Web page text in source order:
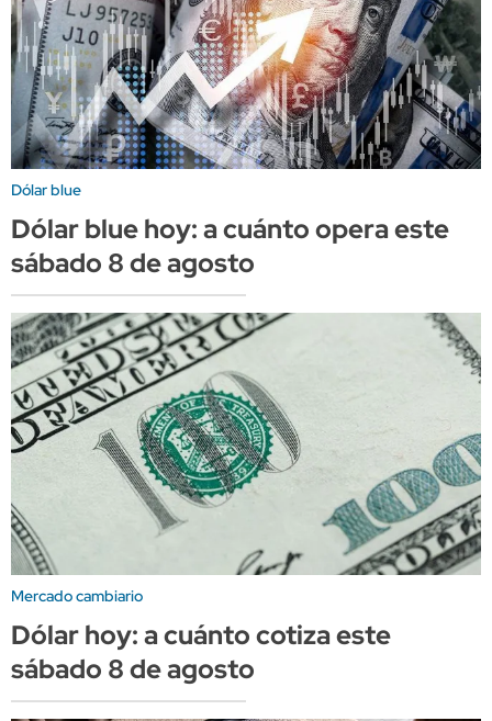
Dólar blue
Dólar blue hoy: a cuánto opera este
sábado 8 de agosto
Mercado cambiario
Dólar hoy: a cuánto cotiza este
sábado 8 de agosto